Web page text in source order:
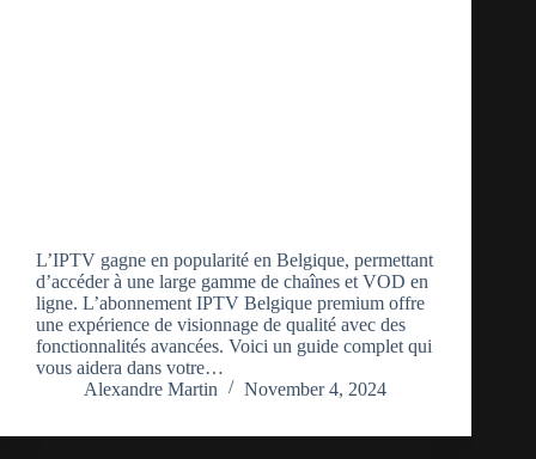
L’IPTV gagne en popularité en Belgique, permettant
d’accéder à une large gamme de chaînes et VOD en
ligne. L’abonnement IPTV Belgique premium offre
une expérience de visionnage de qualité avec des
fonctionnalités avancées. Voici un guide complet qui
vous aidera dans votre…
Alexandre Martin
November 4, 2024